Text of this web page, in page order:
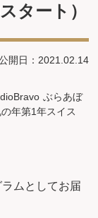
タート）
開日：2021.02.14
ぶらあぼ
年第1年スイス
ムとしてお届